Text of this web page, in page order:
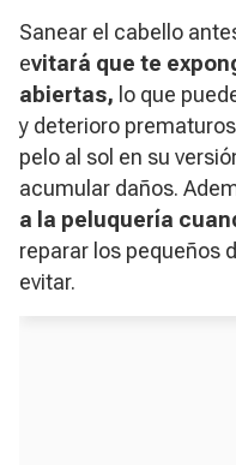
Sanear el cabello
evitará que te
abiertas, lo que
y deterioro
pelo al sol en su
acumular daños.
a la peluquería
reparar los pequeños
evitar.